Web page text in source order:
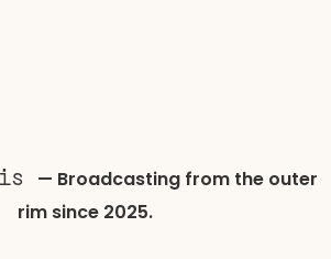
— Broadcasting from the outer
rim since 2025.